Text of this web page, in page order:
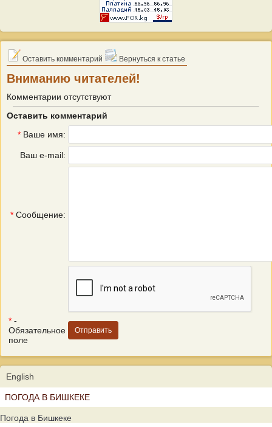
Оставить комментарий Вернуться к статье
Вниманию читателей!
Комментарии отсутствуют
Оставить комментарий
* Ваше имя:
Ваш e-mail:
* Сообщение:
* -
Обязательное
поле
English
ПОГОДА В БИШКЕКЕ
Погода в Бишкеке